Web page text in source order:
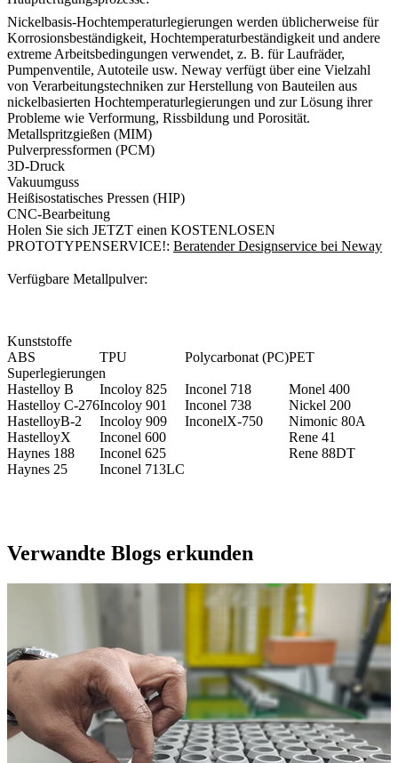
Nickelbasis-Hochtemperaturlegierungen werden üblicherweise für
Korrosionsbeständigkeit, Hochtemperaturbeständigkeit und andere
extreme Arbeitsbedingungen verwendet, z. B. für Laufräder,
Pumpenventile, Autoteile usw. Neway verfügt über eine Vielzahl
von Verarbeitungstechniken zur Herstellung von Bauteilen aus
nickelbasierten Hochtemperaturlegierungen und zur Lösung ihrer
Probleme wie Verformung, Rissbildung und Porosität.
Metallspritzgießen (MIM)
Pulverpressformen (PCM)
3D-Druck
Vakuumguss
Heißisostatisches Pressen (HIP)
CNC-Bearbeitung
Holen Sie sich JETZT einen KOSTENLOSEN
PROTOTYPENSERVICE!: Beratender Designservice bei Neway
Verfügbare Metallpulver:
Kunststoffe
ABS
TPU Polycarbonat (PC)PET
Superlegierungen
Hastelloy B
Incoloy 825 Inconel 718
Monel 400
Hastelloy C-276Incoloy 901 Inconel 738
Nickel 200
HastelloyB-2
Incoloy 909 InconelX-750
Nimonic 80A
HastelloyX
Inconel 600
Rene 41
Haynes 188
Inconel 625
Rene 88DT
Haynes 25
Inconel 713LC
Verwandte Blogs erkunden